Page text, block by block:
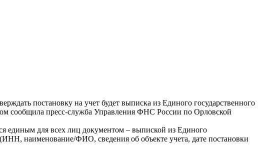
постановку на учет будет выписка из Единого государственного
сообщила пресс-служба Управления ФНС России по Орловской
единым для всех лиц документом – выпиской из Единого
наименование/ФИО, сведения об объекте учета, дате постановки